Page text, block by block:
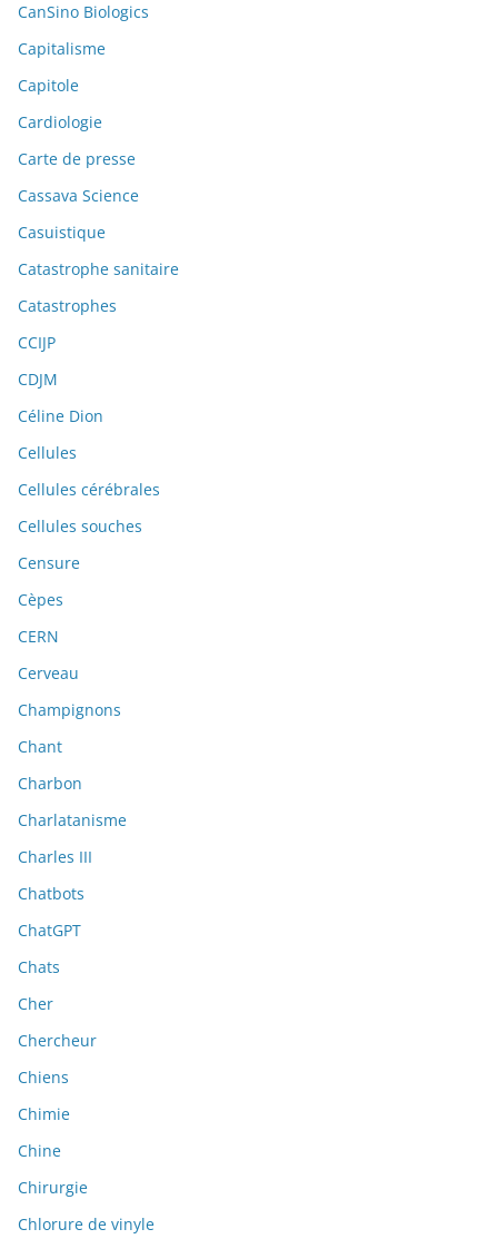
CanSino Biologics
Capitalisme
Capitole
Cardiologie
Carte de presse
Cassava Science
Casuistique
Catastrophe sanitaire
Catastrophes
CCIJP
CDJM
Céline Dion
Cellules
Cellules cérébrales
Cellules souches
Censure
Cèpes
CERN
Cerveau
Champignons
Chant
Charbon
Charlatanisme
Charles III
Chatbots
ChatGPT
Chats
Cher
Chercheur
Chiens
Chimie
Chine
Chirurgie
Chlorure de vinyle